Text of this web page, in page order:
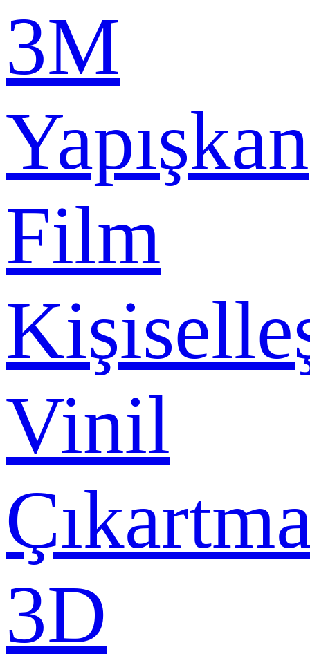
3M
Yapışkan
Film
Vinil
3D